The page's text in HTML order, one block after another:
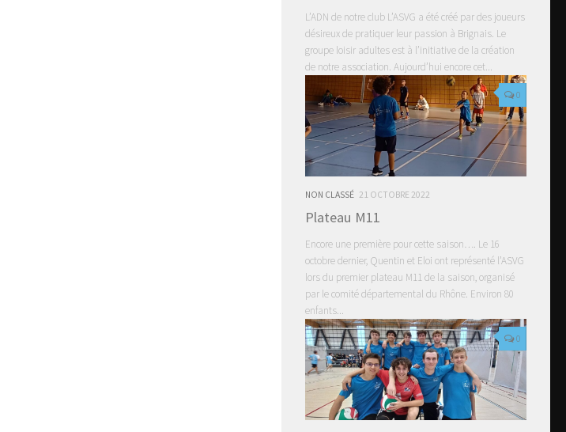
L’ADN de notre club L’ASVG a été créé par des joueurs
désireux de pratiquer leur passion à Brignais. Le
groupe loisir adultes est à l’initiative de la création
de notre association. Aujourd’hui encore cet...
0
NON CLASSÉ 21 OCTOBRE 2022
Plateau M11
Encore une première pour cette saison…. Le 16
octobre dernier, Quentin et Eloi ont représenté l’ASVG
lors du premier plateau M11 de la saison, organisé
par le comité départemental du Rhône. Environ 80
enfants...
0